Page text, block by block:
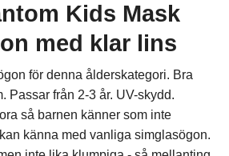
Kids Mask
med klar lins
för denna ålderskategori. Bra
Passar från 2-3 år. UV-skydd.
så barnen känner som inte
känna med vanliga simglasögon.